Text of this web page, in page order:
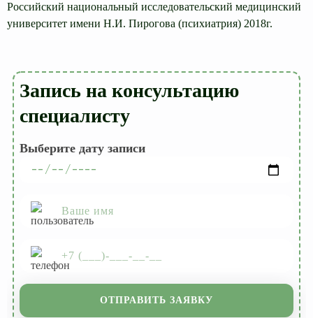
Российский национальный исследовательский медицинский
университет имени Н.И. Пирогова (психиатрия) 2018г.
Запись на консультацию
специалисту
Выберите дату записи
ОТПРАВИТЬ ЗАЯВКУ